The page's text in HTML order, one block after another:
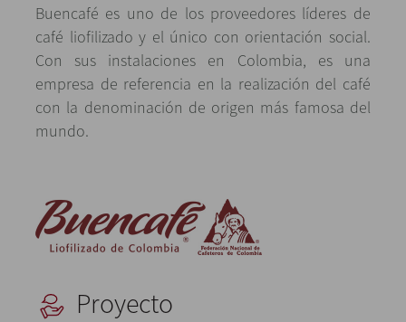
Buencafé es uno de los proveedores líderes de
café liofilizado y el único con orientación social.
Con sus instalaciones en Colombia, es una
empresa de referencia en la realización del café
con la denominación de origen más famosa del
mundo.
Proyecto